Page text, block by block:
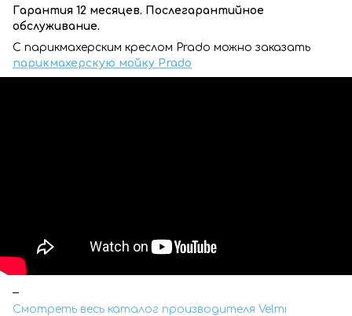
Гарантия 12 месяцев. Послегарантийное
обслуживание.
С парикмахерским креслом Prado можно заказать
парикмахерскую мойку Prado
Смотреть весь каталог производителя Velmi